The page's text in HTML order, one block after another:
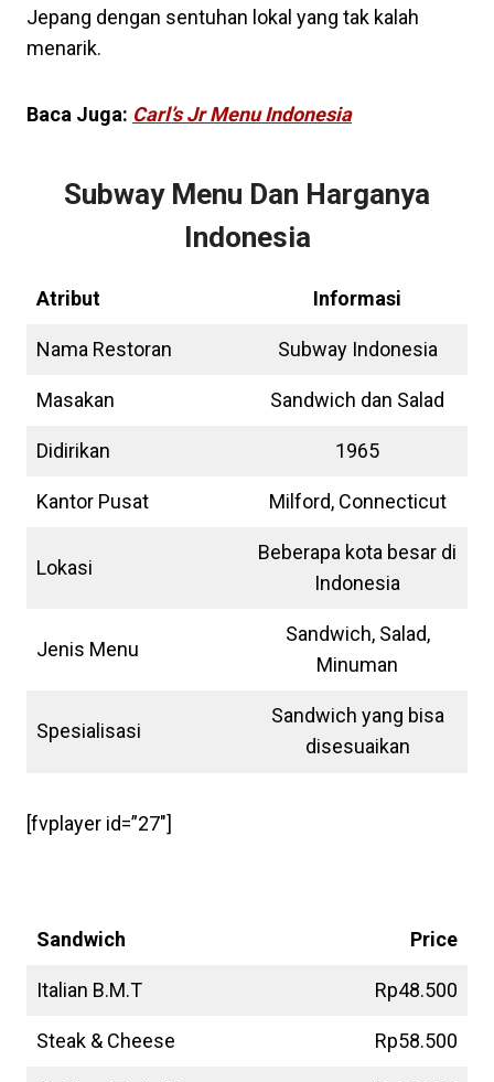
Jepang dengan sentuhan lokal yang tak kalah
menarik.
Baca Juga: Carl’s Jr Menu Indonesia
Subway Menu Dan Harganya
Indonesia
Atribut Informasi
Nama Restoran Subway Indonesia
Masakan Sandwich dan Salad
Didirikan 1965
Kantor Pusat Milford, Connecticut
Lokasi
Beberapa kota besar di
Indonesia
Jenis Menu
Sandwich, Salad,
Minuman
Spesialisasi
Sandwich yang bisa
disesuaikan
[fvplayer id=”27″]
Sandwich Price
Italian B.M.T Rp48.500
Steak & Cheese Rp58.500